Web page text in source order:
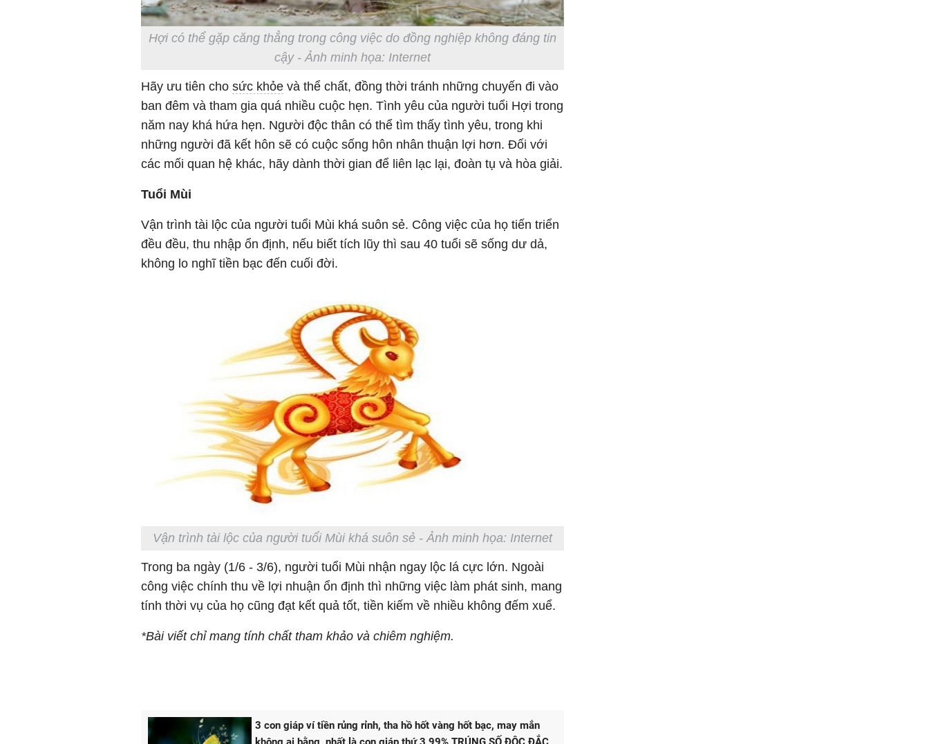
Hợi có thể gặp căng thẳng trong công việc do đồng nghiệp không đáng tin
cậy - Ảnh minh họa: Internet
Hãy ưu tiên cho sức khỏe và thể chất, đồng thời tránh những chuyến đi vào
ban đêm và tham gia quá nhiều cuộc hẹn. Tình yêu của người tuổi Hợi trong
năm nay khá hứa hẹn. Người độc thân có thể tìm thấy tình yêu, trong khi
những người đã kết hôn sẽ có cuộc sống hôn nhân thuận lợi hơn. Đối với
các mối quan hệ khác, hãy dành thời gian để liên lạc lại, đoàn tụ và hòa giải.
Tuổi Mùi
Vận trình tài lộc của người tuổi Mùi khá suôn sẻ. Công việc của họ tiến triển
đều đều, thu nhập ổn định, nếu biết tích lũy thì sau 40 tuổi sẽ sống dư dả,
không lo nghĩ tiền bạc đến cuối đời.
Vận trình tài lộc của người tuổi Mùi khá suôn sẻ - Ảnh minh họa: Internet
Trong ba ngày (1/6 - 3/6), người tuổi Mùi nhận ngay lộc lá cực lớn. Ngoài
công việc chính thu về lợi nhuận ổn định thì những việc làm phát sinh, mang
tính thời vụ của họ cũng đạt kết quả tốt, tiền kiếm về nhiều không đếm xuể.
*Bài viết chỉ mang tính chất tham khảo và chiêm nghiệm.
3 con giáp ví tiền rủng rỉnh, tha hồ hốt vàng hốt bạc, may mắn